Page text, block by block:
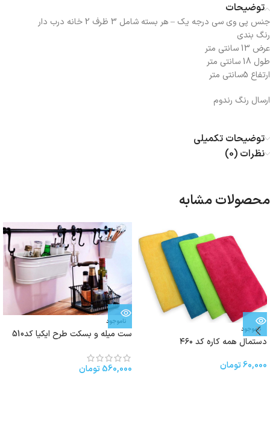
توضیحات
جنس پی وی سی درجه یک – هر بسته شامل 3 ظرف 2 خانه درب دار
رنگ بندی
عرض 13 سانتی متر
طول 18 سانتی متر
ارتفاع 5سانتی متر
ارسال رنگ رندوم
توضیحات تکمیلی
نظرات (0)
محصولات مشابه
ناموجود
دستمال همه کاره کد ۴۶۰
60,000تومان
ناموجود
ست میله و بسکت طرح ایکیا کد510
560,000تومان